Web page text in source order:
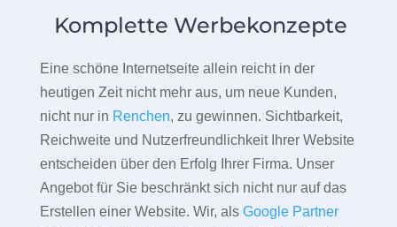
Komplette Werbekonzepte
Eine schöne Internetseite allein reicht in der
heutigen Zeit nicht mehr aus, um neue Kunden,
nicht nur in Renchen, zu gewinnen. Sichtbarkeit,
Reichweite und Nutzerfreundlichkeit Ihrer Website
entscheiden über den Erfolg Ihrer Firma. Unser
Angebot für Sie beschränkt sich nicht nur auf das
Erstellen einer Website. Wir, als Google Partner